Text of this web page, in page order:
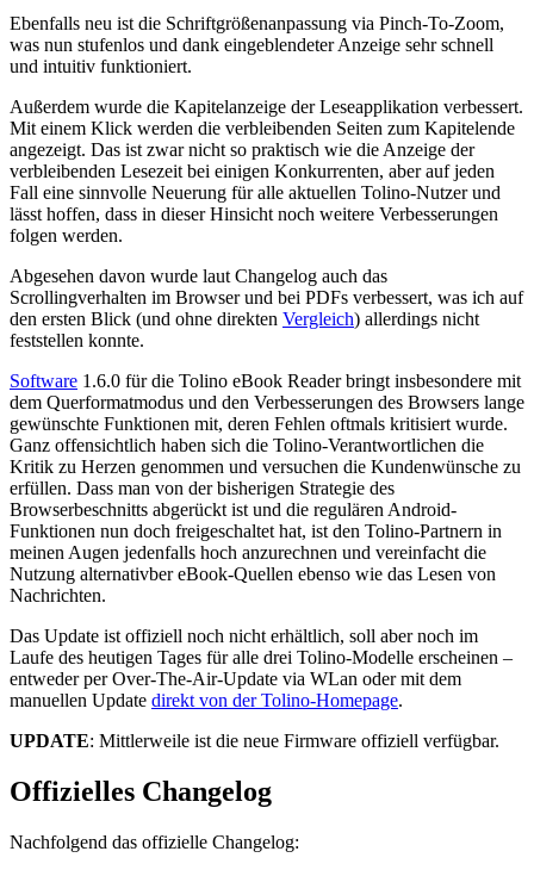
Ebenfalls neu ist die Schriftgrößenanpassung via Pinch-To-Zoom,
was nun stufenlos und dank eingeblendeter Anzeige sehr schnell
und intuitiv funktioniert.
Außerdem wurde die Kapitelanzeige der Leseapplikation verbessert.
Mit einem Klick werden die verbleibenden Seiten zum Kapitelende
angezeigt. Das ist zwar nicht so praktisch wie die Anzeige der
verbleibenden Lesezeit bei einigen Konkurrenten, aber auf jeden
Fall eine sinnvolle Neuerung für alle aktuellen Tolino-Nutzer und
lässt hoffen, dass in dieser Hinsicht noch weitere Verbesserungen
folgen werden.
Abgesehen davon wurde laut Changelog auch das
Scrollingverhalten im Browser und bei PDFs verbessert, was ich auf
den ersten Blick (und ohne direkten Vergleich) allerdings nicht
feststellen konnte.
Software 1.6.0 für die Tolino eBook Reader bringt insbesondere mit
dem Querformatmodus und den Verbesserungen des Browsers lange
gewünschte Funktionen mit, deren Fehlen oftmals kritisiert wurde.
Ganz offensichtlich haben sich die Tolino-Verantwortlichen die
Kritik zu Herzen genommen und versuchen die Kundenwünsche zu
erfüllen. Dass man von der bisherigen Strategie des
Browserbeschnitts abgerückt ist und die regulären Android-
Funktionen nun doch freigeschaltet hat, ist den Tolino-Partnern in
meinen Augen jedenfalls hoch anzurechnen und vereinfacht die
Nutzung alternativber eBook-Quellen ebenso wie das Lesen von
Nachrichten.
Das Update ist offiziell noch nicht erhältlich, soll aber noch im
Laufe des heutigen Tages für alle drei Tolino-Modelle erscheinen –
entweder per Over-The-Air-Update via WLan oder mit dem
manuellen Update direkt von der Tolino-Homepage.
UPDATE: Mittlerweile ist die neue Firmware offiziell verfügbar.
Offizielles Changelog
Nachfolgend das offizielle Changelog: